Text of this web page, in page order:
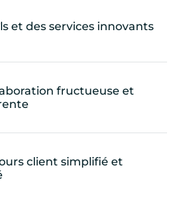
et des services innovants
fructueuse et
client simplifié et